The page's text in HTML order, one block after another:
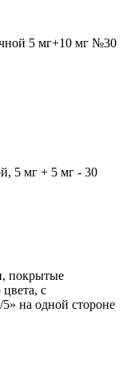
5 мг + 5 мг - 30
покрытые
с
5» на одной стороне